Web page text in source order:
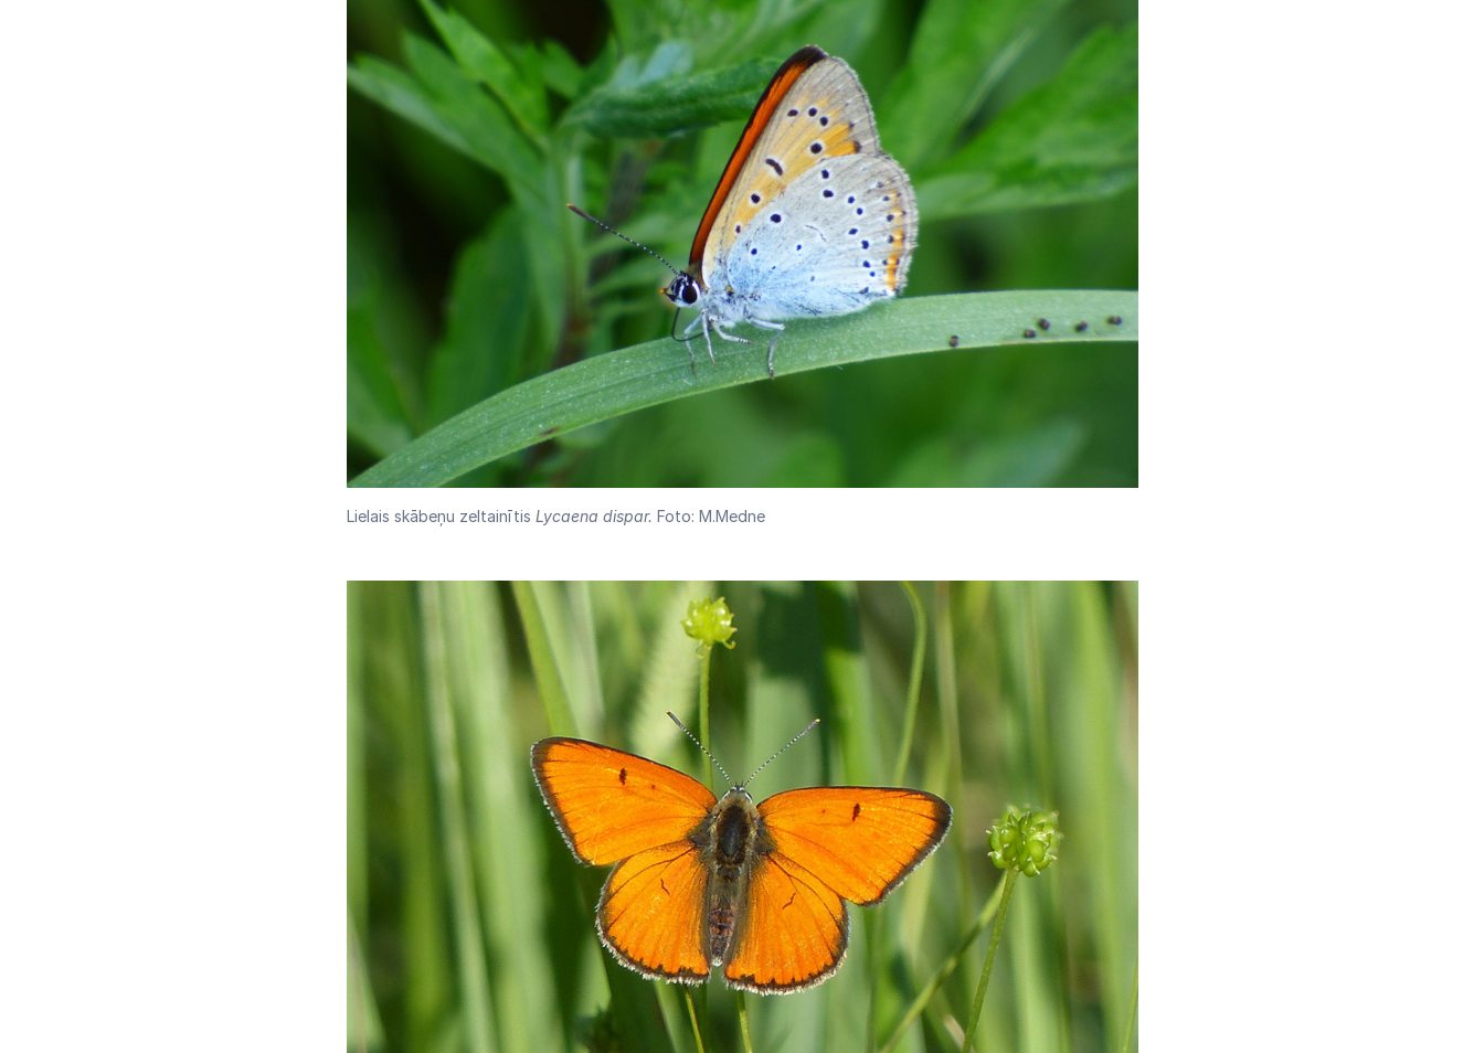
Lielais skābeņu zeltainītis Lycaena dispar. Foto: M.Medne